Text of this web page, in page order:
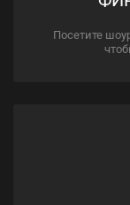
Посетите